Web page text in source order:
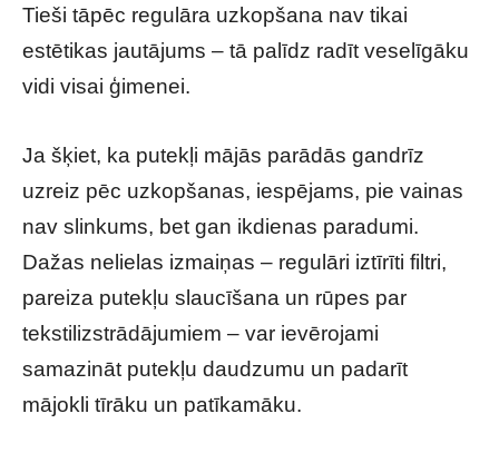
Tieši tāpēc regulāra uzkopšana nav tikai
estētikas jautājums – tā palīdz radīt veselīgāku
vidi visai ģimenei.
Ja šķiet, ka putekļi mājās parādās gandrīz
uzreiz pēc uzkopšanas, iespējams, pie vainas
nav slinkums, bet gan ikdienas paradumi.
Dažas nelielas izmaiņas – regulāri iztīrīti filtri,
pareiza putekļu slaucīšana un rūpes par
tekstilizstrādājumiem – var ievērojami
samazināt putekļu daudzumu un padarīt
mājokli tīrāku un patīkamāku.